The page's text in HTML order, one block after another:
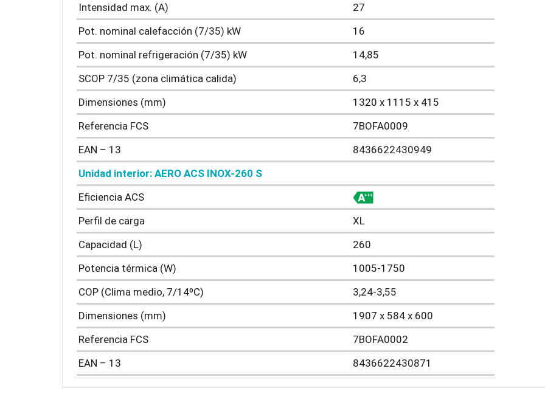
Intensidad max. (A)
27
Pot. nominal calefacción (7/35) kW
16
Pot. nominal refrigeración (7/35) kW
14,85
SCOP 7/35 (zona climática calida)
6,3
Dimensiones (mm)
1320 x 1115 x 415
Referencia FCS
7BOFA0009
EAN – 13
8436622430949
Unidad interior: AERO ACS INOX-260 S
Eficiencia ACS
Perfil de carga
XL
Capacidad (L)
260
Potencia térmica (W)
1005-1750
COP (Clima medio, 7/14ºC)
3,24-3,55
Dimensiones (mm)
1907 x 584 x 600
Referencia FCS
7BOFA0002
EAN – 13
8436622430871